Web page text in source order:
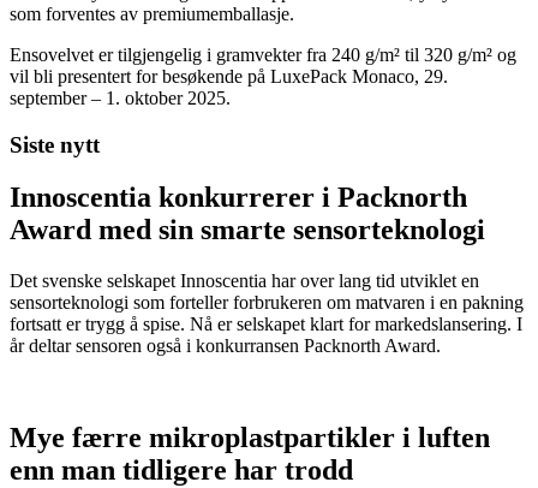
som forventes av premiumemballasje.
Ensovelvet er tilgjengelig i gramvekter fra 240 g/m² til 320 g/m² og
vil bli presentert for besøkende på LuxePack Monaco, 29.
september – 1. oktober 2025.
Siste nytt
Innoscentia konkurrerer i Packnorth
Award med sin smarte sensorteknologi
Det svenske selskapet Innoscentia har over lang tid utviklet en
sensorteknologi som forteller forbrukeren om matvaren i en pakning
fortsatt er trygg å spise. Nå er selskapet klart for markedslansering. I
år deltar sensoren også i konkurransen Packnorth Award.
Mye færre mikroplastpartikler i luften
enn man tidligere har trodd